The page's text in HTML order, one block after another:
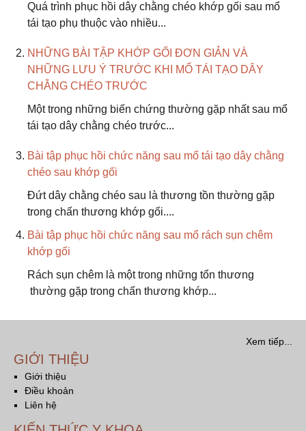
Quá trình phục hồi dây chằng chéo khớp gối sau mổ
tái tạo phụ thuộc vào nhiều...
NHỮNG BÀI TẬP KHỚP GỐI ĐƠN GIẢN VÀ
NHỮNG LƯU Ý TRƯỚC KHI MỔ TÁI TẠO DÂY
CHẰNG CHÉO TRƯỚC
Một trong những biến chứng thường gặp nhất sau mổ
tái tạo dây chằng chéo trước...
Bài tập phục hồi chức năng sau mổ tái tạo dây chằng
chéo sau khớp gối
Đứt dây chằng chéo sau là thương tồn thường gặp
trong chấn thương khớp gối....
Bài tập phục hồi chức năng sau mổ rách sụn chêm
khớp gối
Rách sụn chêm là một trong những tổn thương
thường gặp trong chấn thương khớp...
Xem tiếp...
GIỚI THIỆU
Giới thiệu
Điều khoản
Liên hệ